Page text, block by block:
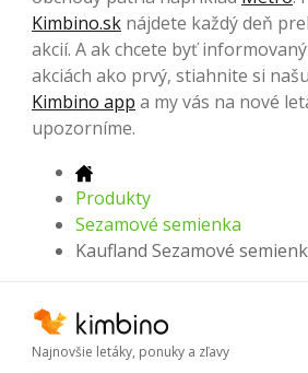
Kimbino.sk nájdete každý deň
akcií. A ak chcete byť
akciách ako prvý, stiahnite si
Kimbino app a my vás na nové
upozorníme.
Produkty
Sezamové semienka
Kaufland Sezamové
Najnovšie letáky, ponuky a zľavy